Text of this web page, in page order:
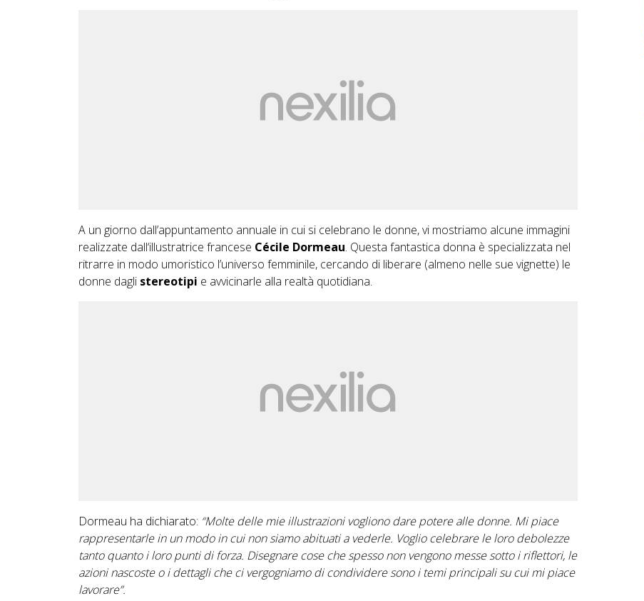
A un giorno dall’appuntamento annuale in cui si celebrano le donne, vi mostriamo alcune immagini
realizzate dall‘illustratrice francese Cécile Dormeau. Questa fantastica donna è specializzata nel
ritrarre in modo umoristico l’universo femminile, cercando di liberare (almeno nelle sue vignette) le
donne dagli stereotipi e avvicinarle alla realtà quotidiana.
Dormeau ha dichiarato: “Molte delle mie illustrazioni vogliono dare potere alle donne. Mi piace
rappresentarle in un modo in cui non siamo abituati a vederle. Voglio celebrare le loro debolezze
tanto quanto i loro punti di forza. Disegnare cose che spesso non vengono messe sotto i riflettori, le
azioni nascoste o i dettagli che ci vergogniamo di condividere sono i temi principali su cui mi piace
lavorare”.